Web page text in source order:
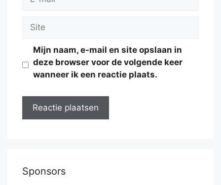
Site
Mijn naam, e-mail en site opslaan in
deze browser voor de volgende keer
wanneer ik een reactie plaats.
Sponsors